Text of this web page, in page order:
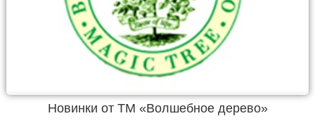
Новинки от ТМ «Волшебное дерево»